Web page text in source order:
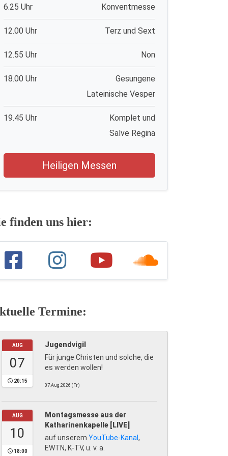
6.25 Uhr Konventmesse
12.00 Uhr Terz und Sext
12.55 Uhr Non
18.00 Uhr
Gesungene
Lateinische Vesper
19.45 Uhr
Komplet und
Salve Regina
Heiligen Messen
finden uns hier:
Termine:
AUG
07
20:15
Jugendvigil
Für junge Christen und solche, die
es werden wollen!
07.Aug.2026 (Fr)
AUG
10
18:00
Montagsmesse aus der
Katharinenkapelle [LIVE]
auf unserem YouTube-Kanal ,
EWTN, K-TV, u. v. a.